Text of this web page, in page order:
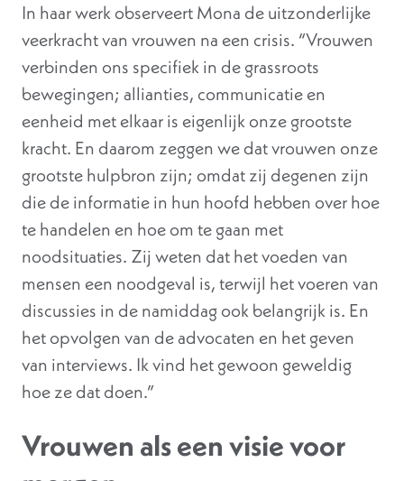
In haar werk observeert Mona de uitzonderlijke
veerkracht van vrouwen na een crisis. “Vrouwen
verbinden ons specifiek in de grassroots
bewegingen; allianties, communicatie en
eenheid met elkaar is eigenlijk onze grootste
kracht. En daarom zeggen we dat vrouwen onze
grootste hulpbron zijn; omdat zij degenen zijn
die de informatie in hun hoofd hebben over hoe
te handelen en hoe om te gaan met
noodsituaties. Zij weten dat het voeden van
mensen een noodgeval is, terwijl het voeren van
discussies in de namiddag ook belangrijk is. En
het opvolgen van de advocaten en het geven
van interviews. Ik vind het gewoon geweldig
hoe ze dat doen.”
Vrouwen als een visie voor